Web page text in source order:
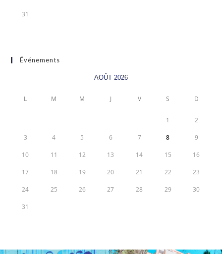
31
Événements
AOÛT 2026
L M M J V S D
1 2
3 4 5 6 7 8 9
10 11 12 13 14 15 16
17 18 19 20 21 22 23
24 25 26 27 28 29 30
31